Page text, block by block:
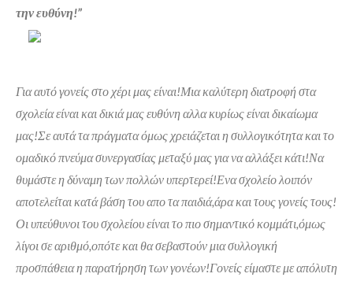
την ευθύνη!”
Για αυτό γονείς στο χέρι μας είναι!Μια καλύτερη διατροφή στα
σχολεία είναι και δικιά μας ευθύνη αλλα κυρίως είναι δικαίωμα
μας!Σε αυτά τα πράγματα όμως χρειάζεται η συλλογικότητα και το
ομαδικό πνεύμα συνεργασίας μεταξύ μας για να αλλάξει κάτι!Να
θυμάστε η δύναμη των πολλών υπερτερεί!Ενα σχολείο λοιπόν
αποτελείται κατά βάση του απο τα παιδιά,άρα και τους γονείς τους!
Οι υπεύθυνοι του σχολείου είναι το πιο σημαντικό κομμάτι,όμως
λίγοι σε αριθμό,οπότε και θα σεβαστούν μια συλλογική
προσπάθεια η παρατήρηση των γονέων!Γονείς είμαστε με απόλυτη